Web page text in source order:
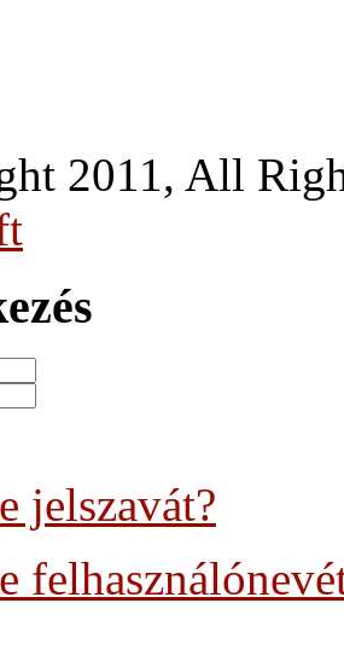
2011, All
jelszavát?